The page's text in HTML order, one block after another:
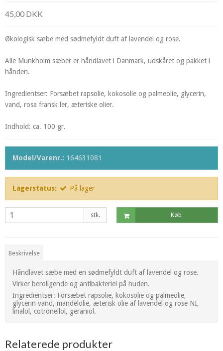
45,00 DKK
Økologisk sæbe med sødmefyldt duft af lavendel og rose.
Alle Munkholm sæber er håndlavet i Danmark, udskåret og pakket i
hånden.
Ingredientser: Forsæbet rapsolie, kokosolie og palmeolie, glycerin,
vand, rosa fransk ler, æteriske olier.
Indhold: ca. 100 gr.
Model/Varenr.: 164631081
Lagerstatus: På lager
stk. Køb
Beskrivelse
Håndlavet sæbe med en sødmefyldt duft af lavendel og rose.
Virker beroligende og antibakteriel på huden.
Ingredientser: Forsæbet rapsolie, kokosolie og palmeolie,
glycerin vand, mandelolie, æterisk olie af lavendel og rose NI,
linalol, cotronellol, geraniol.
Relaterede produkter